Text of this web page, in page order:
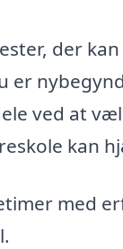
der
er
ved at
kan
med